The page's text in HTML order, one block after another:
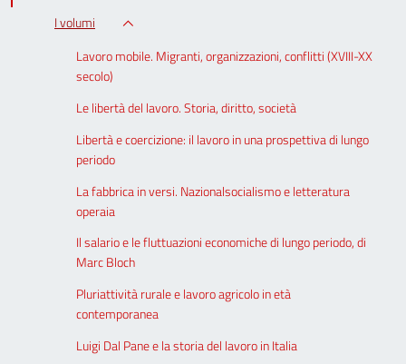
I volumi
Lavoro mobile. Migranti, organizzazioni, conflitti (XVIII-XX
secolo)
Le libertà del lavoro. Storia, diritto, società
Libertà e coercizione: il lavoro in una prospettiva di lungo
periodo
La fabbrica in versi. Nazionalsocialismo e letteratura
operaia
Il salario e le fluttuazioni economiche di lungo periodo, di
Marc Bloch
Pluriattività rurale e lavoro agricolo in età
contemporanea
Luigi Dal Pane e la storia del lavoro in Italia